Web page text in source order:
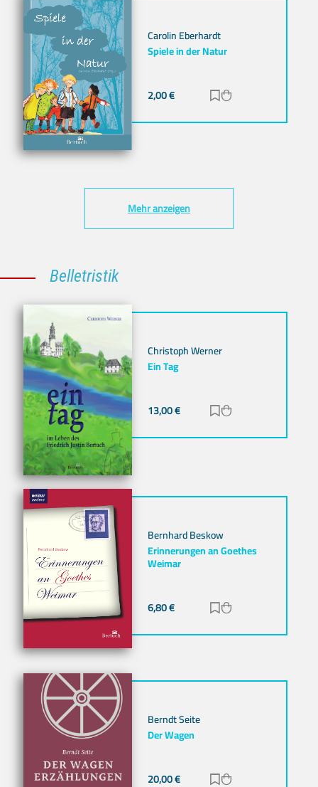
Carolin Eberhardt
Spiele in der Natur
2,00€ Zur Merkliste
Mehr anzeigen
Belletristik
Christoph Werner
Ein Tag
13,00€ Zur Merkliste
Bernhard Beskow
Erinnerungen an Goethes
Weimar
6,80€ Zur Merkliste
Berndt Seite
Der Wagen
20,00€ Zur Merkliste